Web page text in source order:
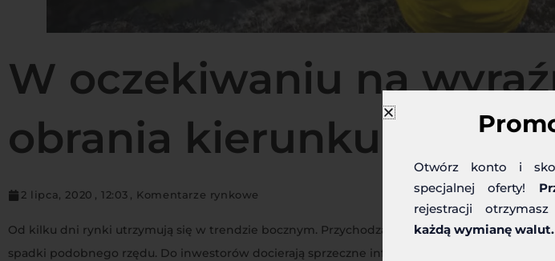
W oczekiwaniu na
obrania kierunku
2 lipca, 2020 12:03 Komentarze rynkowe
Od kilku dni rynki utrzymują się w trendzie bocznym. Przychodzą sesje kiedy indeksy notują
spadki podobnego rzędu. Do inwestorów docierają sprzeczne informacje. Z jednej strony
Otwórz konto i
specjalnej oferty!
rejestracji otrzymasz
każdą wymianę walut.